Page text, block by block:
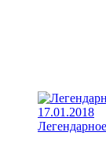
17.01.2018